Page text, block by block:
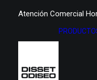
Atención Comercial